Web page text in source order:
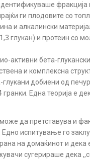
ги плодовите со
и алкалински
глукан) и протеин со
активни бета-
и комплексна
добиени од
Една теорија е
да претставува и
испитување го
на домаќинот и
сугерираше